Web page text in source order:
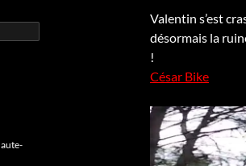
Valentin s’est
désormais la
!
César Bike